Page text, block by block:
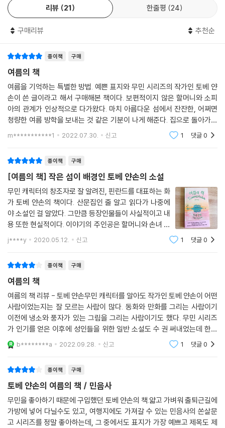
리뷰 21 한줄평 24
구매리뷰 추천순
종이책 구매
여름의 책
여름을 기억하는 특별한 방법. 예쁜 표지와 무민 시리즈의 작가인 토베 얀
손이 쓴 글이라고 해서 구매해본 책이다. 보편적이지 않은 할머니와 소피
아의 관계가 인상적으로 다가왔다. 마치 아름다운 섬에서 잔잔한, 어쩌면
청량한 여름 방학을 보내는 것 같은 기분이 나게 해준다. 집으로 돌아가고
싶지 않은 휴양지에 놀러간 기분. 비록 내가 겪고 있는 여름은 습하고, 덥
m***********1 2022.07.30. 신고 1 댓글0
종이책 구매
[여름의 책] 작은 섬이 배경인 토베 얀손의 소설
무민 캐릭터의 창조자로 잘 알려진, 핀란드를 대표하는 화
가 토베 얀손의 책이다. 산문집인 줄 알고 읽다가 나중에
야 소설인 걸 알았다. 그만큼 등장인물들이 사실적이고 내
용 또한 현실적이다. 이야기의 주인공은 할머니와 손녀 소
피아다. 이들은 매년 여름 도시에서 멀리 떨어진 작은 섬
으로 와서 지낸다. 가족은 모두 셋. 할머니와 소피아, 그리
j****y 2020.05.12. 신고 1 댓글0
종이책 구매
여름의 책
여름의 책 리뷰 - 토베 얀손무민 캐릭터를 알아도 작가인 토베 얀손이 어떤
사람이었는지는 잘 모르는 사람이 많다. 동화와 만화를 그리는 사람이기
이전에 냉소와 풍자가 있는 그림을 그리는 사람이기도 했다. 무민 시리즈
가 인기를 얻은 이후에 성인들을 위한 일반 소설도 수 권 써내었는데 한국
에서 번역되지 않아 아쉬웠던 점을 여름의 책과 두손 가득한 여행으로 조
금 해소 했던 것
b********a 2022.09.28. 신고 1 댓글0
종이책 구매
토베 얀손의 여름의 책 / 민음사
무민을 좋아하기 때문에 구입했던 토베 얀손의 책.얇고 가벼워 출퇴근길에
가방에 넣어 다닐수도 있고, 여행지에도 가져갈 수 있는 민음사의 쏜살문
고 시리즈를 정말 좋아하는데, 그 중에서도 표지가 가장 예쁘고 제목도 제